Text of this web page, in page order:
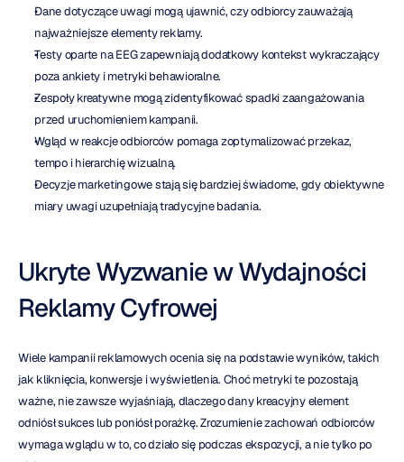
Dane dotyczące uwagi mogą ujawnić, czy odbiorcy zauważają
najważniejsze elementy reklamy.
Testy oparte na EEG zapewniają dodatkowy kontekst wykraczający
poza ankiety i metryki behawioralne.
Zespoły kreatywne mogą zidentyfikować spadki zaangażowania
przed uruchomieniem kampanii.
Wgląd w reakcje odbiorców pomaga zoptymalizować przekaz,
tempo i hierarchię wizualną.
Decyzje marketingowe stają się bardziej świadome, gdy obiektywne
miary uwagi uzupełniają tradycyjne badania.
Ukryte Wyzwanie w Wydajności
Reklamy Cyfrowej
Wiele kampanii reklamowych ocenia się na podstawie wyników, takich
jak kliknięcia, konwersje i wyświetlenia. Choć metryki te pozostają
ważne, nie zawsze wyjaśniają, dlaczego dany kreacyjny element
odniósł sukces lub poniósł porażkę. Zrozumienie zachowań odbiorców
wymaga wglądu w to, co działo się podczas ekspozycji, a nie tylko po